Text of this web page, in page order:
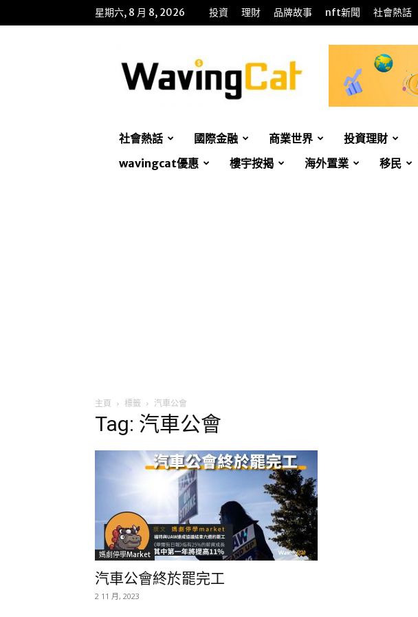
星期六, 8 月 8, 2026 投資 理財 品牌故事 nft新聞 社會熱話
招
財
貓
社會熱話 國際金融 商業世界 投資理財
wavingcat優惠
樓宇按揭 海外置業 移民
主頁 標籤 汽車公會
Tag: 汽車公會
媽劇停學market
汽車公會終於罷完工
2 11 月, 2023